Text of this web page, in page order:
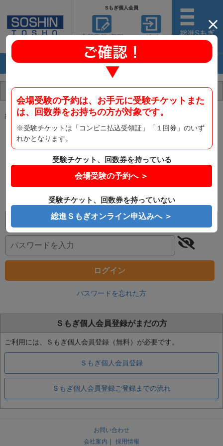
会場受験の予約は、お手元に受験チケットまた
は、回数券をお持ちの方が対象です。
※受験チケットは「コンビニ払込受領証」「１回券」のいず
れかとなります。
受験チケット、回数券を持っている
会場受験の予約へ ＞
受験チケット、回数券を持っていない
総進Ｓもぎオンライン申込みへ ＞
Sもぎ個人会員
ログイン
総進Ｓもぎ個人会員の方は、ログインを行って下さい。
LINEでログイン
メールアドレスでご登録の方
ログイン
パスワードを忘れた方
Ｓもぎ個人会員登録がまだの方
ご利用には、Ｓもぎ個人会員登録（無料）が必要です。
Ｓもぎ個人会員登録
Ｓもぎ個人会員登録ご登録までの流れ
お問い合わせ
会社案内
採用情報